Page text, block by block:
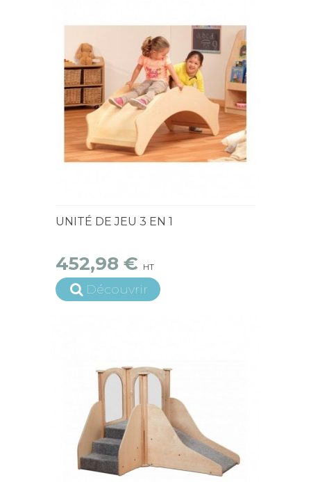
UNITÉ DE JEU 3 EN 1
452,98 € HT
Découvrir